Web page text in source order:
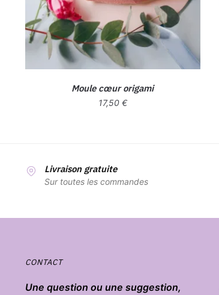
Moule cœur origami
17,50 €
Livraison gratuite
Sur toutes les commandes
CONTACT
Une question ou une suggestion,